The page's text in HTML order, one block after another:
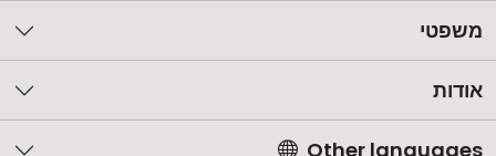
משפטי
אודות
Other languages